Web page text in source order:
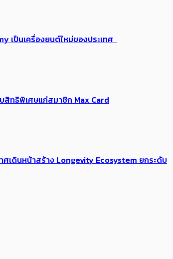
เป็นเครื่องยนต์ใหม่ของประเทศ
สิทธิพิเศษแก่สมาชิก Max Card
เดินหน้าสร้าง Longevity Ecosystem ยกระดับ